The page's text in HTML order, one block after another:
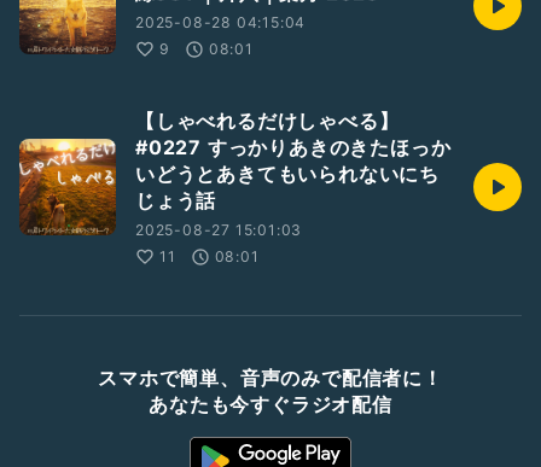
2025-08-28 04:15:04
9
08:01
【しゃべれるだけしゃべる】
#0227 すっかりあきのきたほっか
いどうとあきてもいられないにち
じょう話
2025-08-27 15:01:03
11
08:01
スマホで簡単、音声のみで配信者に！
あなたも今すぐラジオ配信